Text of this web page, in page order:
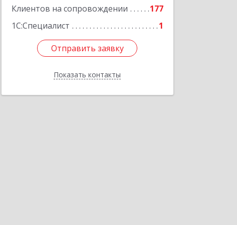
Клиентов на сопровождении
177
1С:Специалист
1
Отправить заявку
Показать контакты
Отправить заявку
Назад